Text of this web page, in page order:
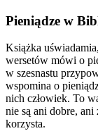
Pieniądze w
Książka
wersetów mówi o
w szesnastu
wspomina o
nich człowiek. To
nie są ani dobre, ani
korzysta.